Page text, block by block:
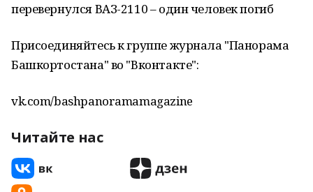
перевернулся ВАЗ-2110 – один человек погиб
Присоединяйтесь к группе журнала "Панорама
Башкортостана" во "Вконтакте":
vk.com/bashpanoramamagazine
Читайте нас